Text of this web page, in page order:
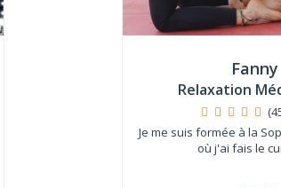
Fanny
Relaxation
Je me suis formée à la
où j'ai fais le